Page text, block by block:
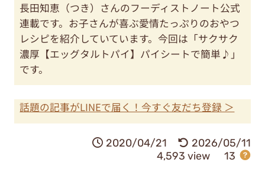
長田知恵（つき）さんのフーディストノート公式
連載です。お子さんが喜ぶ愛情たっぷりのおやつ
レシピを紹介していています。今回は「サクサク
濃厚【エッグタルトパイ】パイシートで簡単♪」
です。
話題の記事がLINEで届く！今すぐ友だち登録 ＞
2020/04/21
2026/05/11
4,593 view
13